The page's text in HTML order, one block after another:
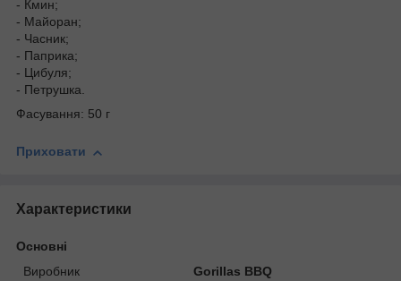
- Кмин;
- Майоран;
- Часник;
- Паприка;
- Цибуля;
- Петрушка.
Фасування: 50 г
Приховати
Характеристики
Основні
Виробник
Gorillas BBQ